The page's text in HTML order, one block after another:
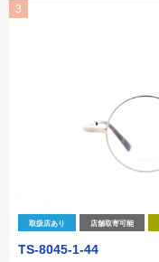
3
取扱店あり 店舗取寄可能
TS-8045-1-44